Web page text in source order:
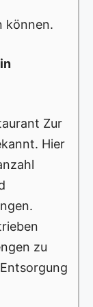
können.
Zur
Hier
zu